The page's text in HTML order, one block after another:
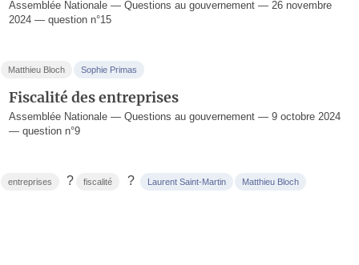
Assemblée Nationale — Questions au gouvernement — 26 novembre
2024 — question n°15
Matthieu Bloch Sophie Primas
Fiscalité des entreprises
Assemblée Nationale — Questions au gouvernement — 9 octobre 2024
— question n°9
entreprises ? fiscalité ? Laurent Saint-Martin Matthieu Bloch